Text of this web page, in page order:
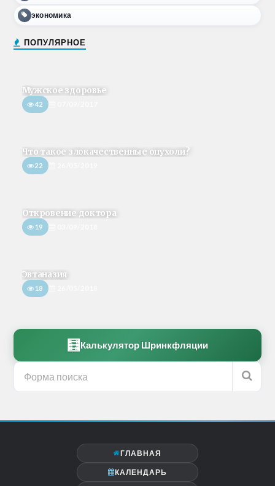
экономика
ПОПУЛЯРНОЕ
Мужское здоровье
42
Что такое злокачественные опухоли?
22
Откровение доктора
19
Эвтаназия
18
🧮 Калькулятор Шринкфляции
ГЛАВНАЯ
КАЛЕНДАРЬ